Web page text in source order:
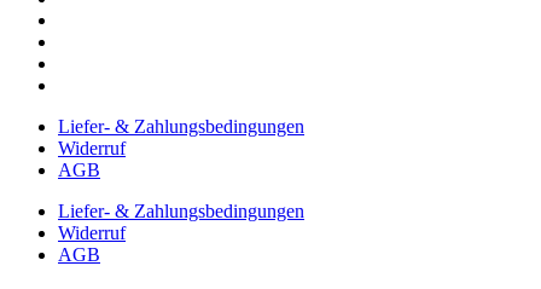
Liefer- & Zahlungsbedingungen
Widerruf
AGB
Liefer- & Zahlungsbedingungen
Widerruf
AGB